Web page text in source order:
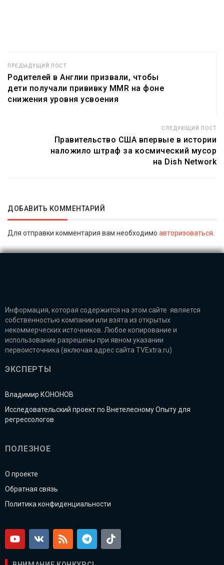
ПРЕДЫДУЩИЙ ПОСТ
Родителей в Англии призвали, чтобы
дети получали прививку MMR на фоне
снижения уровня усвоения
СЛЕДУЮЩИЙ ПОСТ
Правительство США впервые в истории
наложило штраф за космический мусор
на Dish Network
ДОБАВИТЬ КОММЕНТАРИЙ
Для отправки комментария вам необходимо авторизоваться
Информация, которая содержится на этом сайте является
собственностью компании или взята из открытых
некоммерческих источников. Любое копирование и
использование разрешены при явном указании
первоисточника (включая адрес сайта TVExtra.ru)
ЭКСПЕРТЫ
Владимир КОНОНОВ
Исследовательский проект по Внетелесному Опыту для
регрессологов
ПОЛЕЗНОЕ
О проекте
Обратная связь
Политика конфиденциальности